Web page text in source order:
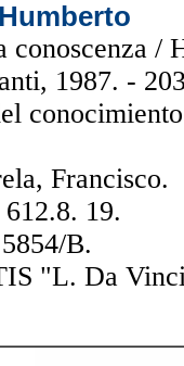
/
1987. -
Francisco.
19.
B.
"L. Da